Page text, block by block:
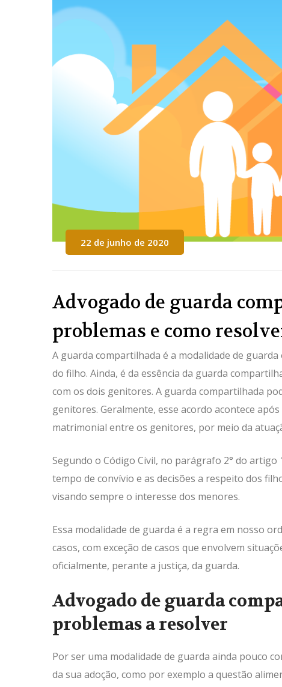
22 de junho de 2020
Advogado de guarda
problemas e como
A guarda compartilhada é a modalidade de
do filho. Ainda, é da essência da guarda
com os dois genitores. A guarda compartilhada
genitores. Geralmente, esse acordo acontece
matrimonial entre os genitores, por meio da
Segundo o Código Civil, no parágrafo 2° do
tempo de convívio e as decisões a respeito dos
visando sempre o interesse dos menores.
Essa modalidade de guarda é a regra em nosso
casos, com exceção de casos que envolvem
oficialmente, perante a justiça, da guarda.
Advogado de guarda
problemas a resolver
Por ser uma modalidade de guarda ainda pouco
da sua adoção, como por exemplo a questão